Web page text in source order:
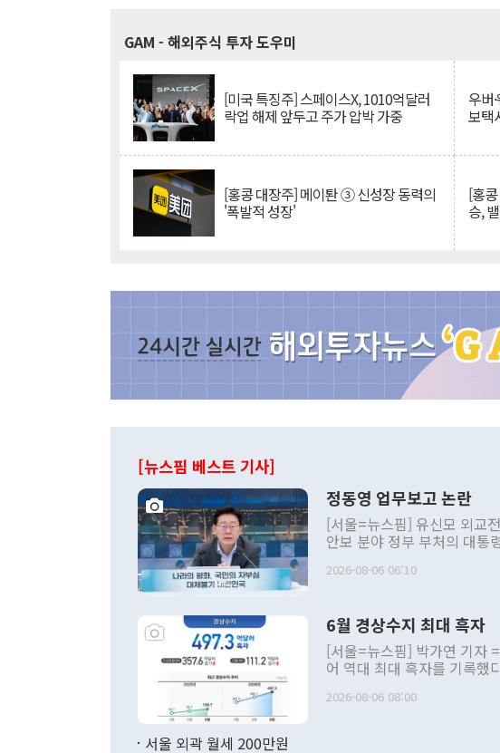
GAM - 해외주식 투자 도우미
[미국 특징주] 스페이스X, 1010억달러
락업 해제 앞두고 주가 압박 가중
우버
보택
[홍콩 대장주] 메이퇀 ③ 신성장 동력의
'폭발적 성장'
[홍
승,
[뉴스핌 베스트 기사]
정동영 업무보고 논란
[서울=뉴스핌] 유신모 외교
안보 분야 정부 부처의 대통
발언 중에는 정부 내 조율을
주의적 희망에 근거한 비현
관의 대북 정책 관련 발언이
관 부처 장관이 공개적으로
관의 무리한 대북 접근법과
다. [정동영 통일부 장관이 지난달 23일 오후 서울 종로구 정부서울청사에
2026-08-06 06:10
6월 경상수지 최대 흑자
[서울=뉴스핌] 박가연 기자
어 역대 최대 흑자를 기록했
료=한국은행] 한국은행이 6일 발표한 '2026년 6월 국제수지(잠정)'에 따르
2026-08-06 08:00
서울 외곽 월세 200만원